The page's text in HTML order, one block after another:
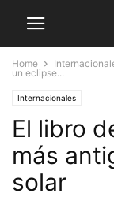
Home
un eclipse...
Internacionales
El libro
más
solar